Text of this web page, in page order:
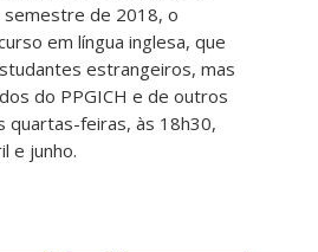
de 2018, o
em língua inglesa, que
estrangeiros, mas
do PPGICH e de outros
quartas-feiras, às 18h30,
e junho.